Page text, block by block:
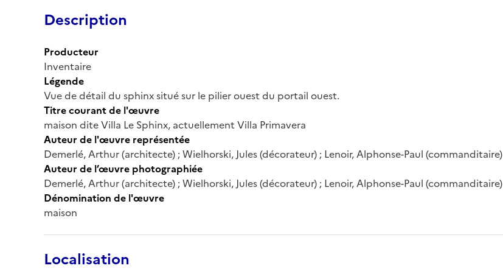
Description
Producteur
Inventaire
Légende
Vue de détail du sphinx situé sur le pilier ouest du portail ouest.
Titre courant de l'œuvre
maison dite Villa Le Sphinx, actuellement Villa Primavera
Auteur de l'œuvre représentée
Demerlé, Arthur (architecte) ; Wielhorski, Jules (décorateur) ; Lenoir, Alphonse-Paul (commanditaire)
Auteur de l’œuvre photographiée
Demerlé, Arthur (architecte) ; Wielhorski, Jules (décorateur) ; Lenoir, Alphonse-Paul (commanditaire)
Dénomination de l'œuvre
maison
Localisation